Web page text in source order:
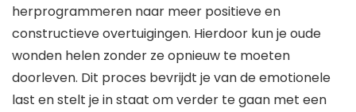
herprogrammeren naar meer positieve en
constructieve overtuigingen. Hierdoor kun je oude
wonden helen zonder ze opnieuw te moeten
doorleven. Dit proces bevrijdt je van de emotionele
last en stelt je in staat om verder te gaan met een